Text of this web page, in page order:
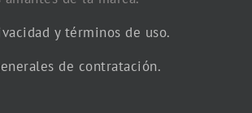
y términos de uso.
de contratación.